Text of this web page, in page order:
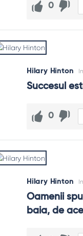
0
Hilary Hinton
Succesul
0
Hilary Hinton
Oamenii
baia, de